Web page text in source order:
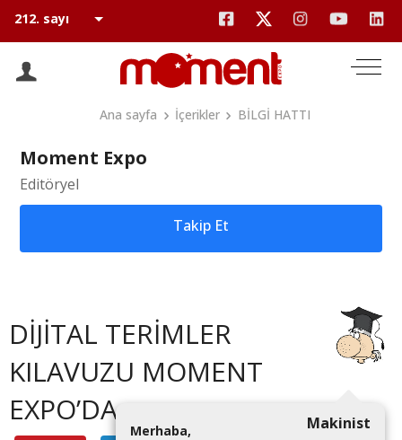
Ana sayfa İçerikler BİLGİ HATTI
Moment Expo
Editöryel
Takip Et
DİJİTAL TERİMLER
KILAVUZU MOMENT
EXPO’DA
Makinist
Merhaba,